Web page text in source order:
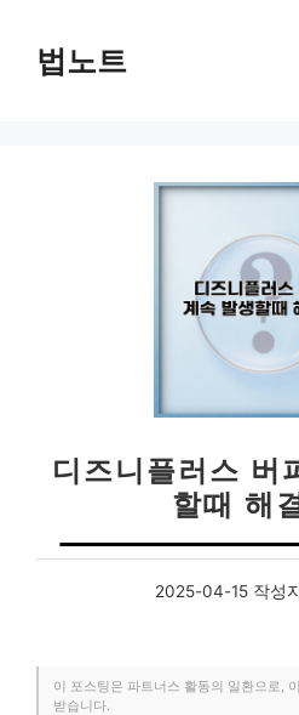
법노트
디즈니플러스 버
할때 해
2025-04-15 작성
이 포스팅은 파트너스 활동의 일환으로,
받습니다.